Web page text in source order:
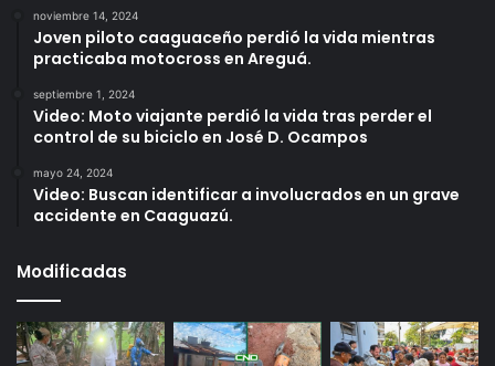
noviembre 14, 2024
Joven piloto caaguaceño perdió la vida mientras
practicaba motocross en Areguá.
septiembre 1, 2024
Video: Moto viajante perdió la vida tras perder el
control de su biciclo en José D. Ocampos
mayo 24, 2024
Video: Buscan identificar a involucrados en un grave
accidente en Caaguazú.
Modificadas